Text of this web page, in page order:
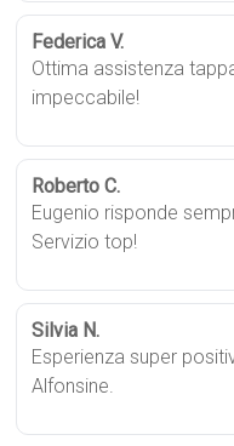
Federica V.
Ottima assistenza
impeccabile!
Roberto C.
Eugenio risponde
Servizio top!
Silvia N.
Esperienza super
Alfonsine.